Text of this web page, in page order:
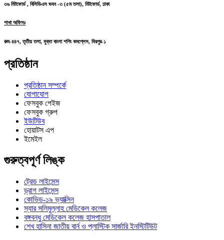
৩৬ মিটফোর্ড , বিসিডিএস ভবন -৩ (৫ম তলা), মিটফোর্ড, ঢাকা
শাখা অফিসঃ
রুম-৪৪৭, তৃতীয় তলা, মুক্ত বাংলা শপিং কমপ্লেস, মিরপুর-১
প্রতিষ্ঠান
প্রতিষ্ঠান সম্পর্কে
যোগাযোগ
ফেসবুক পেইজ
ফেসবুক গ্রুপ
ইউটিউব
হোয়াটস এপ
ইমেইল
গুরুত্বপূর্ণ লিঙ্ক
ট্রেড লাইসেন্স
ড্রাগ লাইসেন্স
কোভিড-১৯ ভ্যাক্সিন
স্যার সলিমুল্লাহ মেডিকেল কলেজ
বঙ্গবন্ধু মেডিকেল কলেজ হাসপাতাল
শেখ হাসিনা জাতীয় বার্ন ও প্লাস্টিক সার্জারি ইনস্টিটিউট